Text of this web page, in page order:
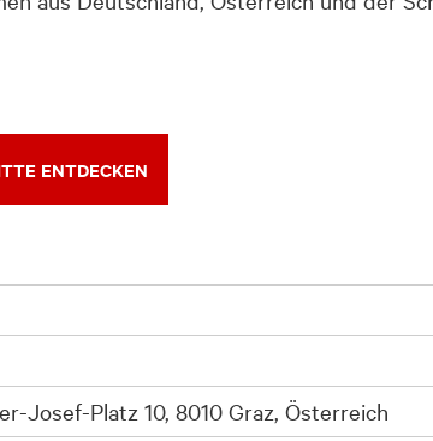
ENTDECKEN
Josef-Platz 10, 8010 Graz, Österreich